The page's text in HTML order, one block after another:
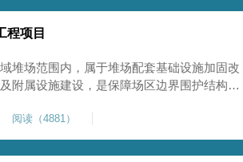
程项目
堆场范围内，属于堆场配套基础设施加固改
附属设施建设，是保障场区边界围护结构稳
墙沿线及配套场地。原场地土层松散、回填
较低，且堆
阅读（4881）